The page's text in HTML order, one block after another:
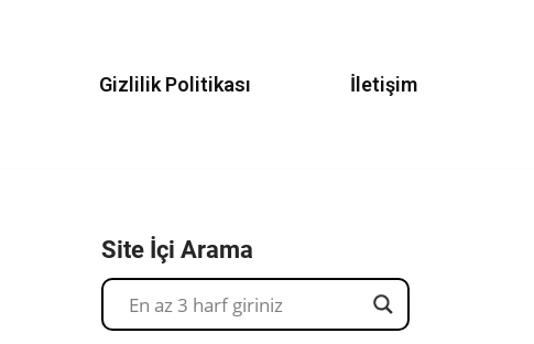
Gizlilik Politikası İletişim
Site İçi Arama